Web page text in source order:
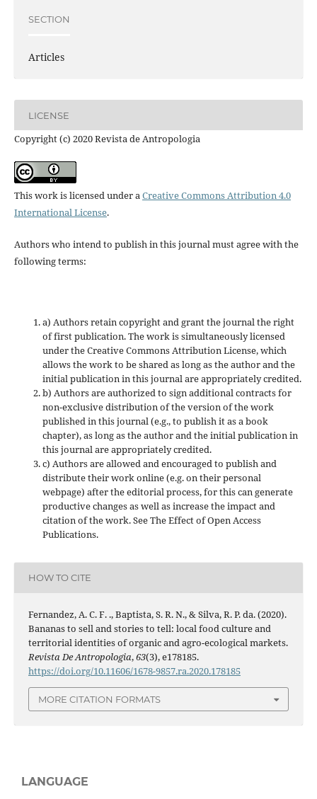
SECTION
Articles
LICENSE
Copyright (c) 2020 Revista de Antropologia
This work is licensed under aCreative Commons Attribution 4.0
International License.
Authors who intend to publish in this journal must agree with the
following terms:
a) Authors retain copyright and grant the journal the right
of first publication. The work is simultaneously licensed
under the Creative Commons Attribution License, which
allows the work to be shared as long as the author and the
initial publication in this journal are appropriately credited.
b) Authors are authorized to sign additional contracts for
non-exclusive distribution of the version of the work
published in this journal (e.g., to publish it as a book
chapter), as long as the author and the initial publication in
this journal are appropriately credited.
c) Authors are allowed and encouraged to publish and
distribute their work online (e.g. on their personal
webpage) after the editorial process, for this can generate
productive changes as well as increase the impact and
citation of the work. See The Effect of Open Access
Publications.
HOW TO CITE
Fernandez, A. C. F. ., Baptista, S. R. N., & Silva, R. P. da. (2020).
Bananas to sell and stories to tell: local food culture and
territorial identities of organic and agro-ecological markets.
Revista De Antropologia,63(3), e178185.
https://doi.org/10.11606/1678-9857.ra.2020.178185
MORE CITATION FORMATS
LANGUAGE